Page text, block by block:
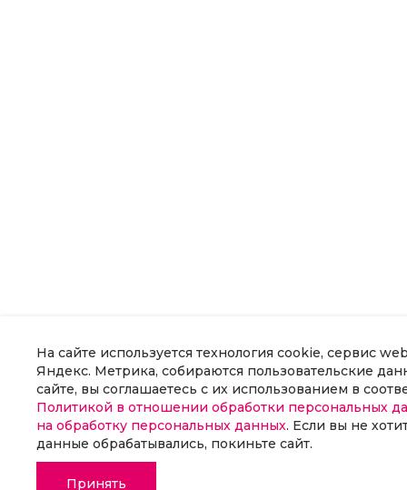
На сайте используется технология cookie, сервис
Яндекс. Метрика, собираются пользовательские
сайте, вы соглашаетесь с их использованием в
Политикой в отношении обработки персональных
на обработку персональных данных. Если вы не
данные обрабатывались, покиньте сайт.
Принять